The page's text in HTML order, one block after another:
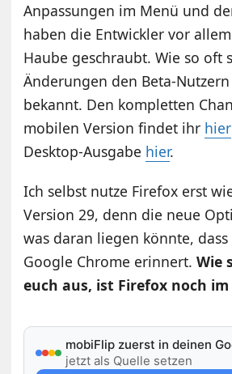
Anpassungen im Menü und
haben die Entwickler vor
Haube geschraubt. Wie so oft
Änderungen den Beta-
bekannt. Den kompletten
mobilen Version findet ihr hier
Desktop-Ausgabe hier.
Ich selbst nutze Firefox erst
Version 29, denn die neue
was daran liegen könnte,
Google Chrome erinnert. Wie
euch aus, ist Firefox noch im
mobiFlip zuerst in deinen
jetzt als Quelle setzen